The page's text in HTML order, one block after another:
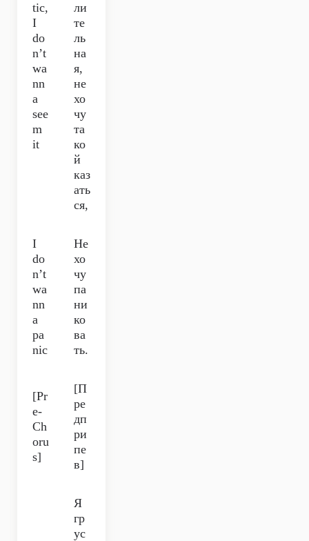
tic,
I
do
n’t
wa
nn
a
see
m
it
ли
те
ль
на
я,
не
хо
чу
та
ко
й
каз
ать
ся,
I
do
n’t
wa
nn
a
pa
nic
Не
хо
чу
па
ни
ко
ва
ть.
[Pr
e-
Ch
oru
s]
[П
ре
дп
ри
пе
в]
Я
гр
ус